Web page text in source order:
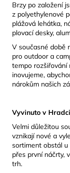
Brzy po založení
z polyethylenové
plážová lehátka,
plovací desky,
V současné době
pro outdoor a
tempo rozšiřování
inovujeme,
nárokům našich
Vyvinuto v
Velmi důležitou
vznikají nové a
sortiment obstál u
přes první náčrty,
trh.